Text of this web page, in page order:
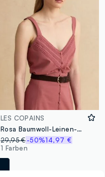
LES COPAINS
Rosa Baumwoll-Leinen-Mix-Top mit regulärer Passform und Spitzendetails
29,95 € -50%14,97 €
1 Farben